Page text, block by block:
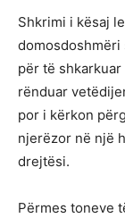
Shkrimi i kësaj
për të
rënduar
por i kërkon
njerëzor në një
drejtësi.
Përmes toneve